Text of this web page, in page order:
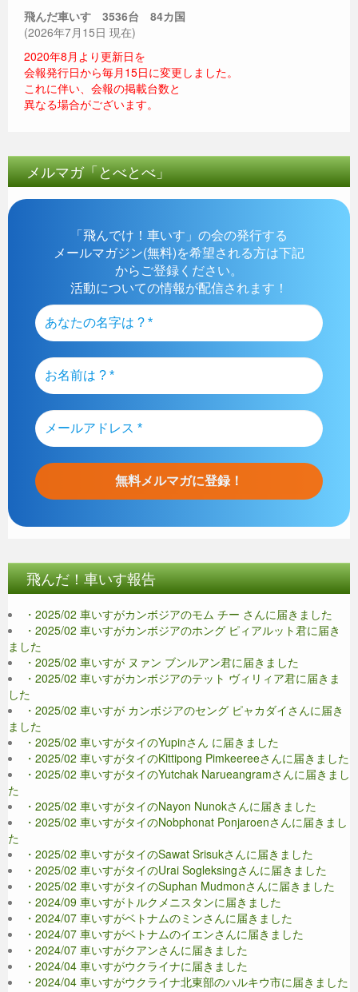
飛んだ車いす 3536台 84カ国
(2026年7月15日 現在)
2020年8月より更新日を
会報発行日から毎月15日に変更しました。
これに伴い、会報の掲載台数と
異なる場合がございます。
メルマガ「とべとべ」
「飛んでけ！車いす」の会の発行する
メールマガジン(無料)を希望される方は下記
からご登録ください。
活動についての情報が配信されます！
飛んだ！車いす報告
・2025/02 車いすがカンボジアのモム チー さんに届きました
・2025/02 車いすがカンボジアのホング ピィアルット君に届き
ました
・2025/02 車いすが ヌァン ブンルアン君に届きました
・2025/02 車いすがカンボジアのテット ヴィリィア君に届きま
した
・2025/02 車いすが カンボジアのセング ピャカダイさんに届き
ました
・2025/02 車いすがタイのYupinさん に届きました
・2025/02 車いすがタイのKittipong Pimkeereeさんに届きました
・2025/02 車いすがタイのYutchak Narueangramさんに届きまし
た
・2025/02 車いすがタイのNayon Nunokさんに届きました
・2025/02 車いすがタイのNobphonat Ponjaroenさんに届きまし
た
・2025/02 車いすがタイのSawat Srisukさんに届きました
・2025/02 車いすがタイのUrai Sogleksingさんに届きました
・2025/02 車いすがタイのSuphan Mudmonさんに届きました
・2024/09 車いすがトルクメニスタンに届きました
・2024/07 車いすがベトナムのミンさんに届きました
・2024/07 車いすがベトナムのイエンさんに届きました
・2024/07 車いすがクアンさんに届きました
・2024/04 車いすがウクライナに届きました
・2024/04 車いすがウクライナ北東部のハルキウ市に届きました